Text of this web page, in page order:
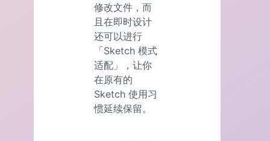
修改文件，而
且在即时设计
还可以进行
「Sketch 模式
适配」，让你
在原有的
Sketch 使用习
惯延续保留。